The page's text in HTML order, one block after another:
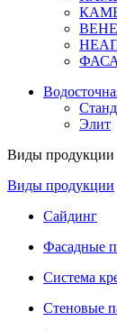
Элит
Виды продукции
Виды продукции
Сайдинг
Фасадные
Система
Стеновые